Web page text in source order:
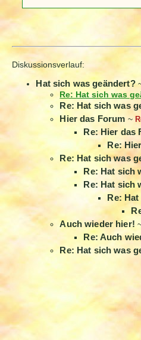
Diskussionsverlauf:
Hat sich was geändert?
Re: Hat sich was
Re: Hat sich was
Hier das Forum ~
Re: Hier das
Re:
Re: Hat sich was
Re: Hat sich
Re: Hat sich
Re:
Auch wieder hier!
Re: Auch
Re: Hat sich was